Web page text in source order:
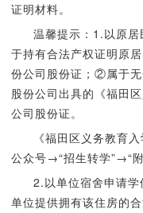
证明材料。
温馨提示：1.以原
于持有合法产权证明原
份公司股份证；②属于
股份公司出具的《福田
公司股份证。
《福田区义务教育
公众号→“招生转学”→“附
2.以单位宿舍申请
单位提供拥有该住房的